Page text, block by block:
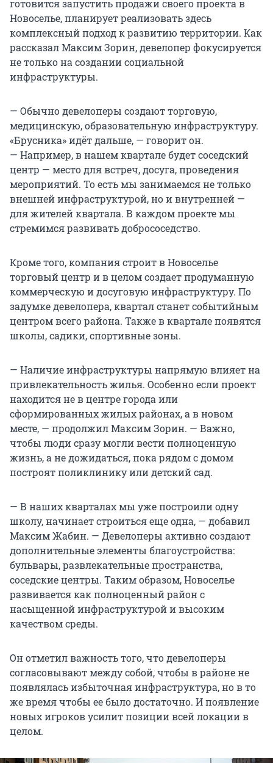
готовится запустить продажи своего проекта в
Новоселье, планирует реализовать здесь
комплексный подход к развитию территории. Как
рассказал Максим Зорин, девелопер фокусируется
не только на создании социальной
инфраструктуры.
— Обычно девелоперы создают торговую,
медицинскую, образовательную инфраструктуру.
«Брусника» идёт дальше, — говорит он.
— Например, в нашем квартале будет соседский
центр — место для встреч, досуга, проведения
мероприятий. То есть мы занимаемся не только
внешней инфраструктурой, но и внутренней —
для жителей квартала. В каждом проекте мы
стремимся развивать добрососедство.
Кроме того, компания строит в Новоселье
торговый центр и в целом создает продуманную
коммерческую и досуговую инфраструктуру. По
задумке девелопера, квартал станет событийным
центром всего района. Также в квартале появятся
школы, садики, спортивные зоны.
— Наличие инфраструктуры напрямую влияет на
привлекательность жилья. Особенно если проект
находится не в центре города или
сформированных жилых районах, а в новом
месте, — продолжил Максим Зорин. — Важно,
чтобы люди сразу могли вести полноценную
жизнь, а не дожидаться, пока рядом с домом
построят поликлинику или детский сад.
— В наших кварталах мы уже построили одну
школу, начинает строиться еще одна, — добавил
Максим Жабин. — Девелоперы активно создают
дополнительные элементы благоустройства:
бульвары, развлекательные пространства,
соседские центры. Таким образом, Новоселье
развивается как полноценный район с
насыщенной инфраструктурой и высоким
качеством среды.
Он отметил важность того, что девелоперы
согласовывают между собой, чтобы в районе не
появлялась избыточная инфраструктура, но в то
же время чтобы ее было достаточно. И появление
новых игроков усилит позиции всей локации в
целом.